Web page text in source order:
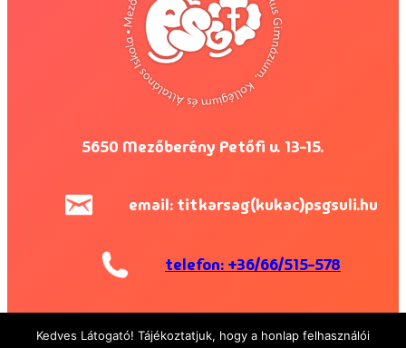
5650 Mezőberény Petőfi u. 13-15.
email: titkarsag(kukac)psgsuli.hu
telefon: +36/66/515-578
Facebook
Instagram
Kedves Látogató! Tájékoztatjuk, hogy a honlap felhasználói